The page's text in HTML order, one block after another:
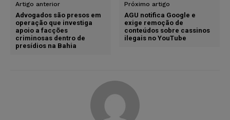
Artigo anterior
Advogados são presos em
operação que investiga
apoio a facções
criminosas dentro de
presídios na Bahia
Próximo artigo
AGU notifica Google e
exige remoção de
conteúdos sobre cassinos
ilegais no YouTube